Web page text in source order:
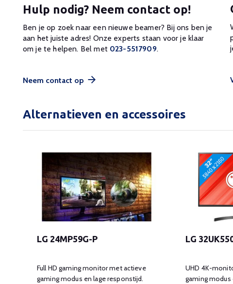
Hulp nodig? Neem contact op!
Ben je op zoek naar een nieuwe beamer? Bij ons ben je
aan het juiste adres! Onze experts staan voor je klaar
om je te helpen. Bel met 023-5517909.
Neem contact op
Alternatieven en accessoires
LG 24MP59G-P
Full HD gaming monitor met actieve
gaming modus en lage responstijd.
LG
UHD 4K-
gaming modus